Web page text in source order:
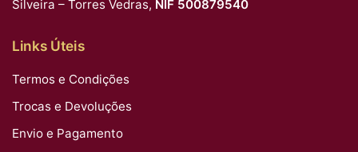
Silveira – Torres Vedras, NIF 500879540
Links Úteis
Termos e Condições
Trocas e Devoluções
Envio e Pagamento